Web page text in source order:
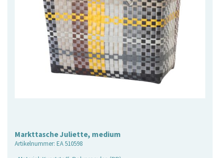
Markttasche Juliette, medium
Artikelnummer: EA 510598